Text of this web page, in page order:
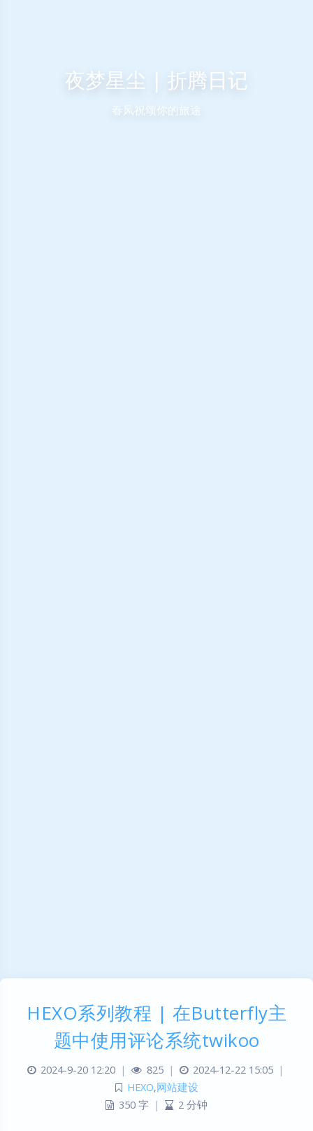
夜梦星尘 | 折腾日记
春风祝颂你的旅途
HEXO系列教程 | 在Butterfly主
题中使用评论系统twikoo
2024-9-20 12:20 | 825 | 2024-12-22 15:05
|
HEXO,网站建设
350 字 | 2 分钟